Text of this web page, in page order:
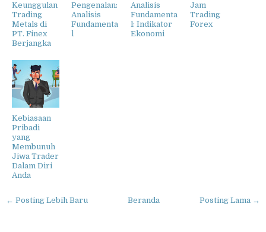
Keunggulan
Trading
Metals di
PT. Finex
Berjangka
Pengenalan:
Analisis
Fundamenta
l
Analisis
Fundamenta
l: Indikator
Ekonomi
Jam
Trading
Forex
Kebiasaan
Pribadi
yang
Membunuh
Jiwa Trader
Dalam Diri
Anda
← Posting Lebih Baru Posting Lama →
Beranda